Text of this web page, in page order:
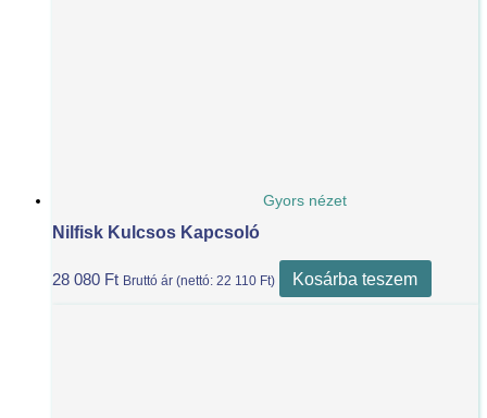
Gyors nézet
Nilfisk Kulcsos Kapcsoló
28 080 Ft Bruttó ár (nettó: 22 110 Ft) Kosárba teszem